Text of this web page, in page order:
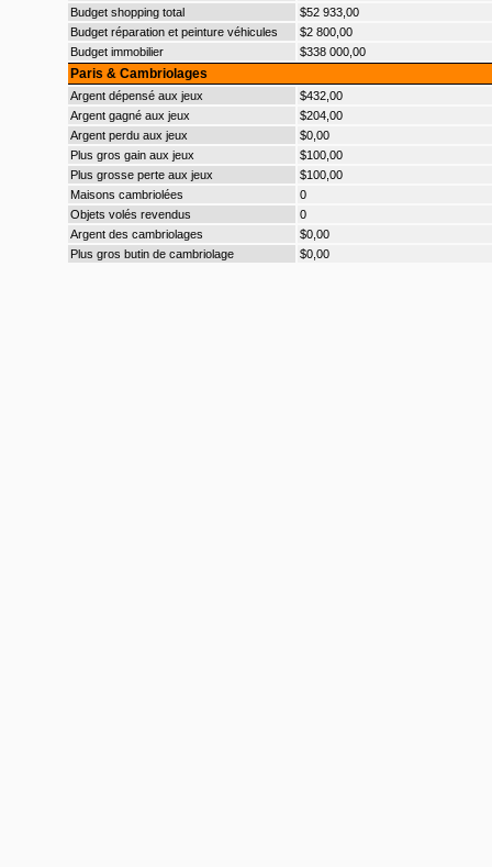
Budget shopping total
$52 933,00
Budget réparation et peinture véhicules
$2 800,00
Budget immobilier
$338 000,00
Paris & Cambriolages
Argent dépensé aux jeux
$432,00
Argent gagné aux jeux
$204,00
Argent perdu aux jeux
$0,00
Plus gros gain aux jeux
$100,00
Plus grosse perte aux jeux
$100,00
Maisons cambriolées
0
Objets volés revendus
0
Argent des cambriolages
$0,00
Plus gros butin de cambriolage
$0,00